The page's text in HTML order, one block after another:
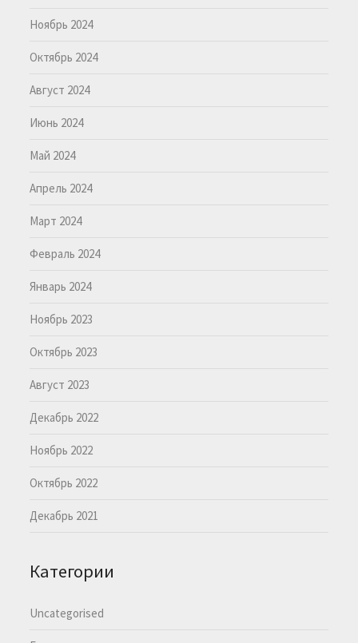
Ноябрь 2024
Октябрь 2024
Август 2024
Июнь 2024
Май 2024
Апрель 2024
Март 2024
Февраль 2024
Январь 2024
Ноябрь 2023
Октябрь 2023
Август 2023
Декабрь 2022
Ноябрь 2022
Октябрь 2022
Декабрь 2021
Категории
Uncategorised